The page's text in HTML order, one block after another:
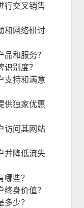
行交叉销售
和网络研讨
和服务？
别度？
支持和满意
供独家优惠
访问其网站
并降低流失
些？
身价值？
少？